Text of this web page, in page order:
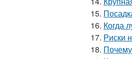
15.
16. Когда
17. Риски
18.